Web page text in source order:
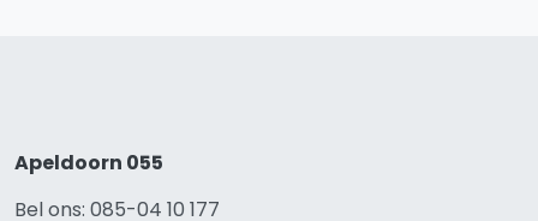
Apeldoorn 055
Bel ons: 085-04 10 177